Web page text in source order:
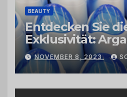
BEAUTY
Entdecken Sie
Exklusivität:
Großhändlern
NOVEMBER 8, 2023